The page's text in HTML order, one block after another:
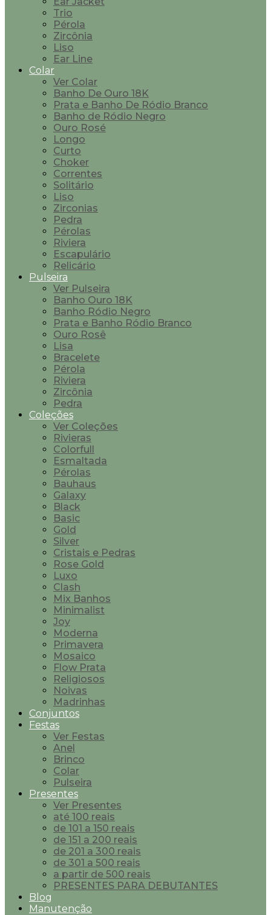
Trio
Pérola
Zircônia
Liso
Ear Line
Colar
Ver Colar
Banho De Ouro 18K
Prata e Banho De Ródio Branco
Banho de Ródio Negro
Ouro Rosé
Longo
Curto
Choker
Correntes
Solitário
Liso
Zirconias
Pedra
Pérolas
Riviera
Escapulário
Relicário
Pulseira
Ver Pulseira
Banho Ouro 18K
Banho Ródio Negro
Prata e Banho Ródio Branco
Ouro Rosê
Lisa
Bracelete
Pérola
Riviera
Zircônia
Pedra
Coleções
Ver Coleções
Rivieras
Colorfull
Esmaltada
Pérolas
Bauhaus
Galaxy
Black
Basic
Gold
Silver
Cristais e Pedras
Rose Gold
Luxo
Clash
Mix Banhos
Minimalist
Joy
Moderna
Primavera
Mosaico
Flow Prata
Religiosos
Noivas
Madrinhas
Conjuntos
Festas
Ver Festas
Anel
Brinco
Colar
Pulseira
Presentes
Ver Presentes
até 100 reais
de 101 a 150 reais
de 151 a 200 reais
de 201 a 300 reais
de 301 a 500 reais
a partir de 500 reais
PRESENTES PARA DEBUTANTES
Blog
Manutenção